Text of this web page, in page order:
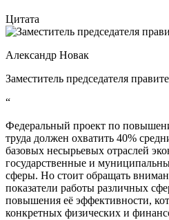
Цитата
Александр Новак
Заместитель председателя
“
Федеральный проект по
труда должен охватить 40%
базовых несырьевых отраслей
государственные и
сферы. Но стоит обращать
показатели работы различных
повышения её эффективности,
конкретных физических и